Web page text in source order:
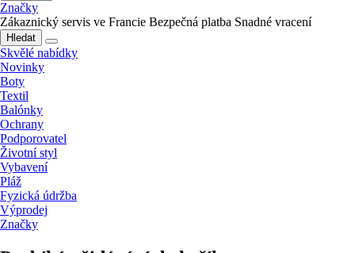
Značky
Zákaznický servis ve Francie Bezpečná platba Snadné vracení
Hledat
Skvělé nabídky
Novinky
Boty
Textil
Balónky
Ochrany
Podporovatel
Životní styl
Vybavení
Pláž
Fyzická údržba
Výprodej
Značky